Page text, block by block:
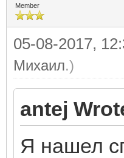
Member
05-08-2017,
Михаил.)
antej
Я нашел